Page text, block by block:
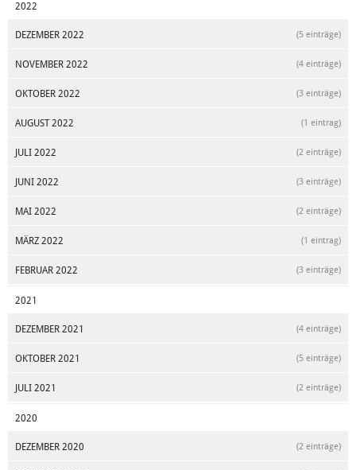
2022
DEZEMBER 2022 (5 einträge)
NOVEMBER 2022 (4 einträge)
OKTOBER 2022 (3 einträge)
AUGUST 2022 (1 eintrag)
JULI 2022 (2 einträge)
JUNI 2022 (3 einträge)
MAI 2022 (2 einträge)
MÄRZ 2022 (1 eintrag)
FEBRUAR 2022 (3 einträge)
2021
DEZEMBER 2021 (4 einträge)
OKTOBER 2021 (5 einträge)
JULI 2021 (2 einträge)
2020
DEZEMBER 2020 (2 einträge)